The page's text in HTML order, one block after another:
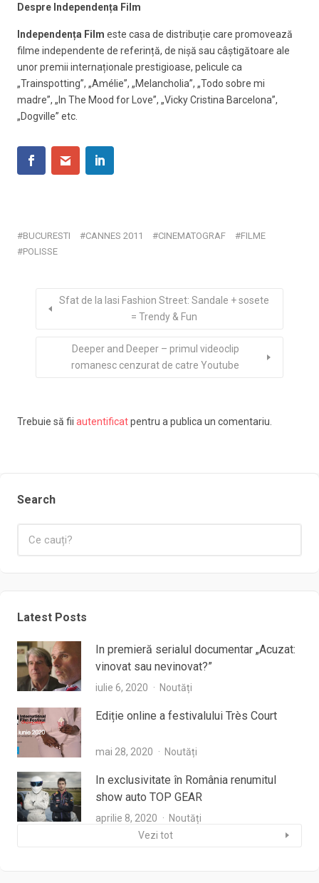
Despre Independența Film
Independența Film este casa de distribuție care promovează
filme independente de referință, de nișă sau câștigătoare ale
unor premii internaționale prestigioase, pelicule ca
„Trainspotting”, „Amélie”, „Melancholia”, „Todo sobre mi
madre”, „In The Mood for Love”, „Vicky Cristina Barcelona”,
„Dogville” etc.
BUCURESTI CANNES 2011 CINEMATOGRAF
FILME
POLISSE
Sfat de la Iasi Fashion Street: Sandale + sosete
= Trendy & Fun
Deeper and Deeper – primul videoclip
romanesc cenzurat de catre Youtube
Trebuie să fii autentificatpentru a publica un comentariu.
Search
Latest Posts
In premieră serialul documentar „Acuzat:
vinovat sau nevinovat?”
iulie 6, 2020 Noutăți
Ediție online a festivalului Très Court
mai 28, 2020 Noutăți
In exclusivitate în România renumitul
show auto TOP GEAR
aprilie 8, 2020
Noutăți
Vezi tot